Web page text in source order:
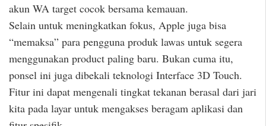
akun WA target cocok bersama kemauan.
Selain untuk meningkatkan fokus, Apple juga bisa
“memaksa” para pengguna produk lawas untuk segera
menggunakan product paling baru. Bukan cuma itu,
ponsel ini juga dibekali teknologi Interface 3D Touch.
Fitur ini dapat mengenali tingkat tekanan berasal dari jari
kita pada layar untuk mengakses beragam aplikasi dan